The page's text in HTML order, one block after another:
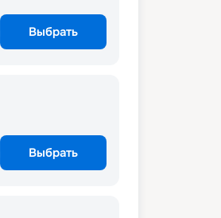
Выбрать
Выбрать